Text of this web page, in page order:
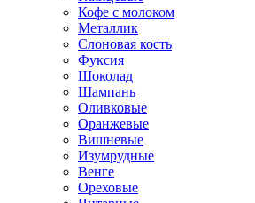
Кофе с молоком
Металлик
Слоновая кость
Фуксия
Шоколад
Шампань
Оливковые
Оранжевые
Вишневые
Изумрудные
Венге
Ореховые